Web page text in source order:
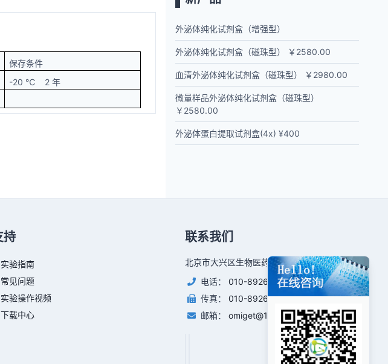
保存条件
-20 ℃ 2 年
外泌体纯化试剂盒（增强型）
外泌体纯化试剂盒（磁珠型） ￥2580.00
血清外泌体纯化试剂盒（磁珠型） ￥2980.00
微量样品外泌体纯化试剂盒（磁珠型）
￥2580.00
外泌体蛋白提取试剂盒(4x) ¥400
持
实验指南
常见问题
实验操作视频
下载中心
联系我们
北京市大兴区生物医药基地永大路31号
电话： 010-89266887
传真： 010-89266887
邮箱： omiget@126.com